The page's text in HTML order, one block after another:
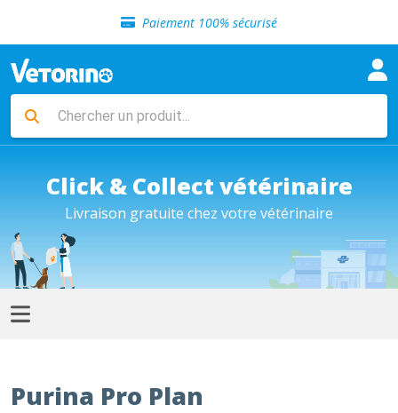
Paiement 100% sécurisé
Livraison gratuite en clinique vétérinaire
Sélection de croquettes vétérinaire
Livraison gratuite en clinique vétérinaire
Retour gratuit en clinique
Click & Collect vétérinaire
Livraison gratuite chez votre vétérinaire
Purina Pro Plan